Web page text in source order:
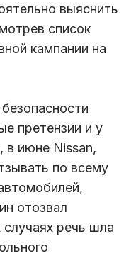
выяснить
список
кампании на
претензии и у
в июне Nissan,
по всему
отозвал
речь шла